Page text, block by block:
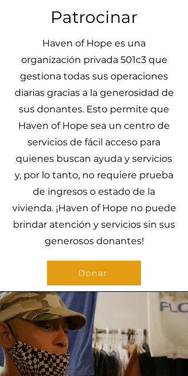
Patrocinar
Haven of Hope es una
organización privada 501c3 que
gestiona todas sus operaciones
diarias gracias a la generosidad de
sus donantes. Esto permite que
Haven of Hope sea un centro de
servicios de fácil acceso para
quienes buscan ayuda y servicios
y, por lo tanto, no requiere prueba
de ingresos o estado de la
vivienda. ¡Haven of Hope no puede
brindar atención y servicios sin sus
generosos donantes!
Donar